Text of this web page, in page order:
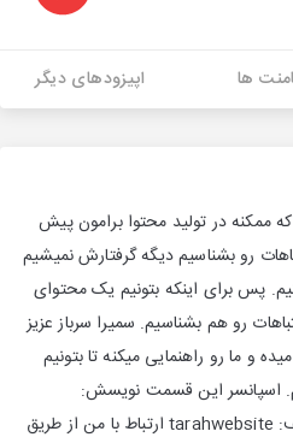
ها اپیزودهای دیگر
ممکنه در تولید محتوا برامون پیش
رو بشناسیم دیگه گرفتارش نمیشیم
پس برای اینکه بتونیم یک محتوای
رو هم بشناسیم. سمیرا سرباز عزیز
و ما رو راهنمایی میکنه تا بتونیم
اسپانسر این قسمت نویسش:
www.Nevisesh.com کد تخفیف: tarahwebsite ارتباط با من از طریق